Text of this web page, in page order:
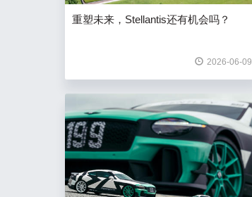
重塑未来，Stellantis还有机会吗？
2026-06-09